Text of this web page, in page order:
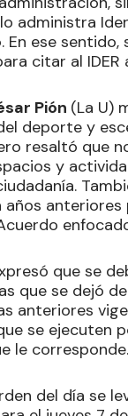
administra
En ese sentido,
citar al IDER
Pión (La U)
deporte y
resaltó que
y
años
que se
que se dejó
anteriores
se ejecuten
le corresponde.
del día se